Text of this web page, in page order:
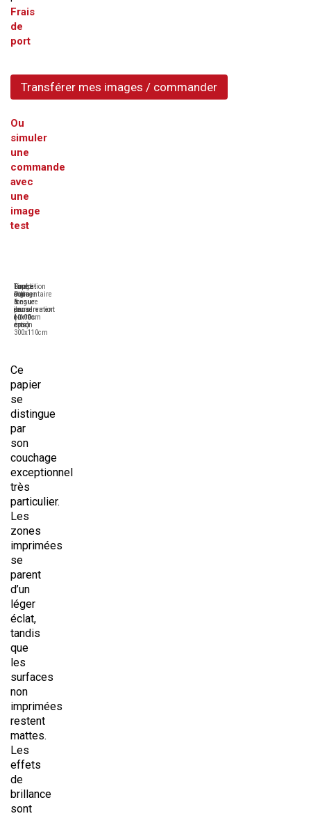
Frais
de
port
Transférer mes images / commander
Ou
simuler
une
commande
avec
une
image
test
Tirage
Pigmentaire
longue
conservation
(+100
ans)
Format
sur-
mesure
de
10x10cm
à
300x110cm
Expédition
sous
6
jours
ouvrés
maxi
Contre-
collage
&
encadrement
en
option
Ce
papier
se
distingue
par
son
couchage
exceptionnel
très
particulier.
Les
zones
imprimées
se
parent
d’un
léger
éclat,
tandis
que
les
surfaces
non
imprimées
restent
mattes.
Les
effets
de
brillance
sont